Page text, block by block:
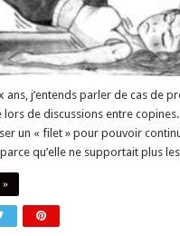
ans, j’entends parler de cas de
de discussions entre copines.
un « filet » pour pouvoir
qu’elle ne supportait plus
»